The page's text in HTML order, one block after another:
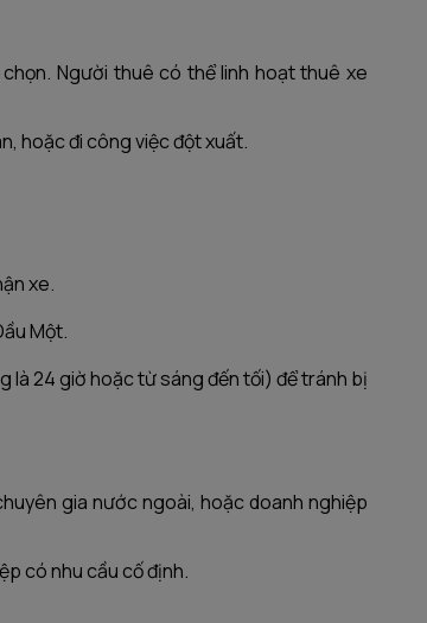
Người thuê có thể linh hoạt thuê xe
hoặc đi công việc đột xuất.
xe.
Một.
là 24 giờ hoặc từ sáng đến tối) để tránh bị
gia nước ngoài, hoặc doanh nghiệp
có nhu cầu cố định.